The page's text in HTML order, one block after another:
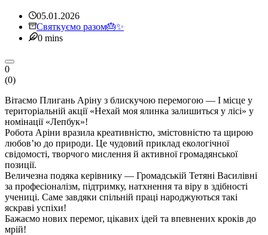
05.01.2026
Святкуємо разом🎂✨
0 mins
0
(0)
Вітаємо Плигань Аріну з блискучою перемогою — І місце у
територіальній акції «Нехай моя ялинка залишиться у лісі» у
номінації «Лепбук»!
Робота Аріни вразила креативністю, змістовністю та щирою
любов’ю до природи. Це чудовий приклад екологічної
свідомості, творчого мислення й активної громадянської
позиції.
Величезна подяка керівнику — Громадській Тетяні Василівні
за професіоналізм, підтримку, натхнення та віру в здібності
учениці. Саме завдяки спільній праці народжуються такі
яскраві успіхи!
Бажаємо нових перемог, цікавих ідей та впевнених кроків до
мрій!